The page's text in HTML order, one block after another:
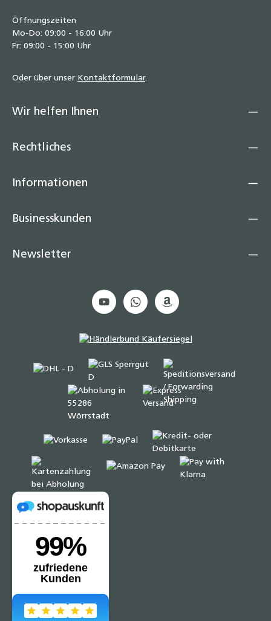
Öffnungszeiten
Mo-Do: 09:00 - 16:00 Uhr
Fr: 09:00 - 15:00 Uhr
Oder über unser Kontaktformular.
Wir helfen Ihnen
Rechtliches
Informationen
Businesskunden
Newsletter